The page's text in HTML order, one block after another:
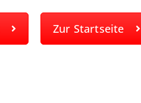
Zur Startseite